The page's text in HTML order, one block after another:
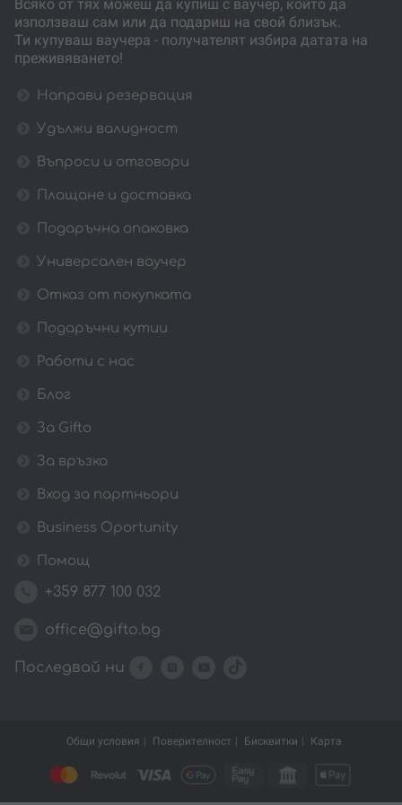
Всяко от тях можеш да купиш с ваучер, който да
използваш сам или да подариш на свой близък.
Ти купуваш ваучера - получателят избира датата на
преживяването!
Направи резервация
Удължи валидност
Въпроси и отговори
Плащане и доставка
Подаръчна опаковка
Универсален ваучер
Отказ от покупката
Подаръчни кутии
Работи с нас
Блог
За Gifto
За връзка
Вход за партньори
Business Oportunity
Помощ
+359 877 100 032
office@gifto.bg
Последвай ни
Общи условия Поверителност Бисквитки Карта